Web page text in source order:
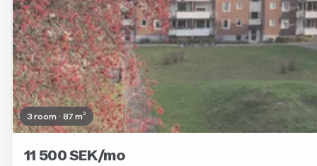
3 room · 87 m²
11 500 SEK/mo